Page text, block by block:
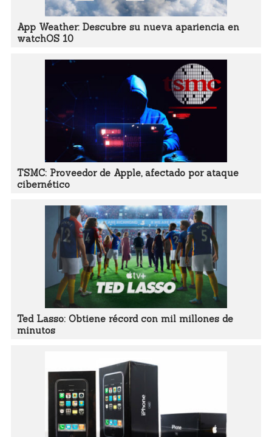
App Weather: Descubre su nueva apariencia en
watchOS 10
TSMC: Proveedor de Apple, afectado por ataque
cibernético
Ted Lasso: Obtiene récord con mil millones de
minutos